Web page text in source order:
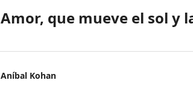
Amor, que mueve el sol y
Aníbal Kohan